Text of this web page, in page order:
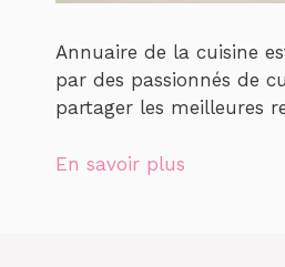
Annuaire de la cuisine
par des passionnés de
partager les meilleures
En savoir plus